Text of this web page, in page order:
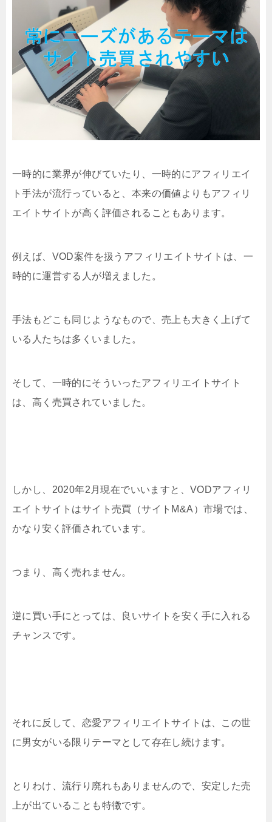
一時的に業界が伸びていたり、一時的にアフィリエイ
ト手法が流行っていると、本来の価値よりもアフィリ
エイトサイトが高く評価されることもあります。
例えば、VOD案件を扱うアフィリエイトサイトは、一
時的に運営する人が増えました。
手法もどこも同じようなもので、売上も大きく上げて
いる人たちは多くいました。
そして、一時的にそういったアフィリエイトサイト
は、高く売買されていました。
しかし、2020年2月現在でいいますと、VODアフィリ
エイトサイトはサイト売買（サイトM&A）市場では、
かなり安く評価されています。
つまり、高く売れません。
逆に買い手にとっては、良いサイトを安く手に入れる
チャンスです。
それに反して、恋愛アフィリエイトサイトは、この世
に男女がいる限りテーマとして存在し続けます。
とりわけ、流行り廃れもありませんので、安定した売
上が出ていることも特徴です。